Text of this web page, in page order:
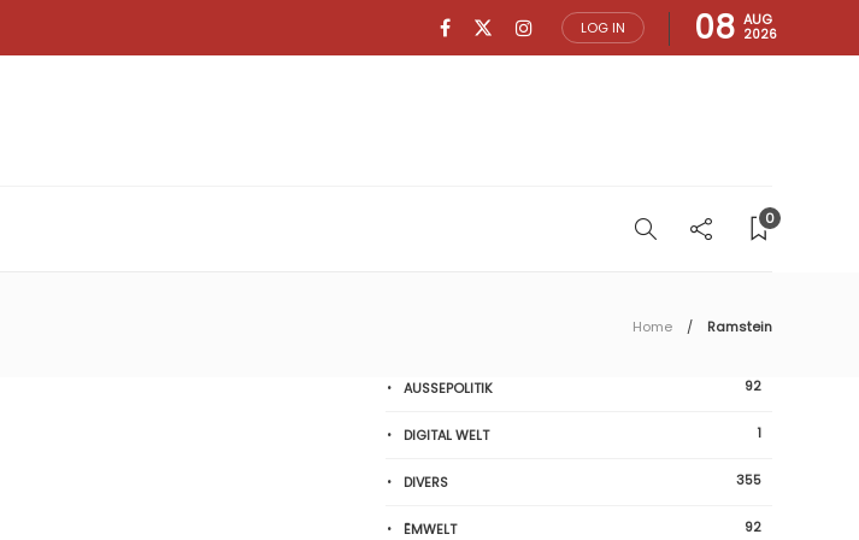
LOG IN 08 AUG
2026
0
Home Ramstein
AUSSEPOLITIK 92
DIGITAL WELT 1
DIVERS 355
ËMWELT 92